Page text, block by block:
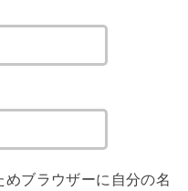
ブラウザーに自分の名